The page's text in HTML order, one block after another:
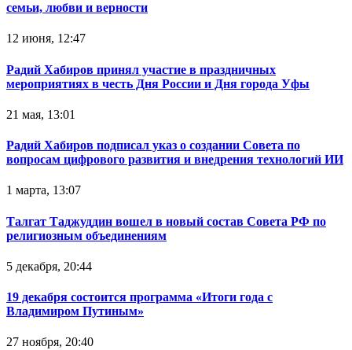
семьи, любви и верности
12 июня, 12:47
Радий Хабиров принял участие в праздничных
мероприятиях в честь Дня России и Дня города Уфы
21 мая, 13:01
Радий Хабиров подписал указ о создании Совета по
вопросам цифрового развития и внедрения технологий ИИ
1 марта, 13:07
Талгат Таджуддин вошел в новый состав Совета РФ по
религиозным объединениям
5 декабря, 20:44
19 декабря состоится программа «Итоги года с
Владимиром Путиным»
27 ноября, 20:40